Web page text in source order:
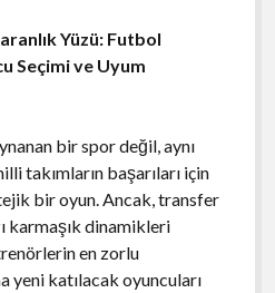
Yüzü: Futbol
Seçimi ve Uyum
bir spor değil, aynı
takımların başarıları için
bir oyun. Ancak, transfer
karmaşık dinamikleri
en zorlu
yeni katılacak oyuncuları